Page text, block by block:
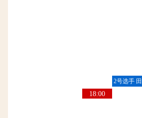
2号选手
18:00
第